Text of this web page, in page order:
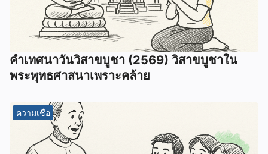
คำเทศนาวันวิสาขบูชา (2569) วิสาขบูชาใน
พระพุทธศาสนาเพราะคล้าย
ความเชื่อ